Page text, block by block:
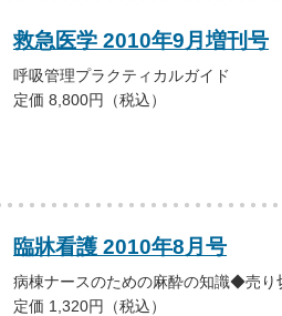
救急医学 2010年9月増刊号
呼吸管理プラクティカルガイド
定価 8,800円（税込）
臨牀看護 2010年8月号
病棟ナースのための麻酔の知識◆売
定価 1,320円（税込）